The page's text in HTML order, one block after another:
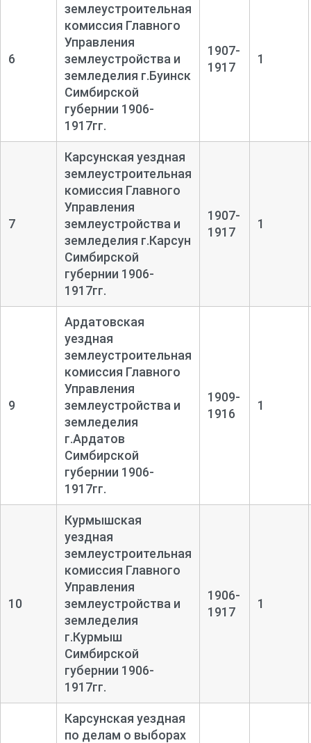
6
землеустроительная
комиссия Главного
Управления
землеустройства и
земледелия г.Буинск
Симбирской
губернии 1906-
1917гг.
1907-
1917
1
7
Карсунская уездная
землеустроительная
комиссия Главного
Управления
землеустройства и
земледелия г.Карсун
Симбирской
губернии 1906-
1917гг.
1907-
1917
1
9
Ардатовская
уездная
землеустроительная
комиссия Главного
Управления
землеустройства и
земледелия
г.Ардатов
Симбирской
губернии 1906-
1917гг.
1909-
1916
1
10
Курмышская
уездная
землеустроительная
комиссия Главного
Управления
землеустройства и
земледелия
г.Курмыш
Симбирской
губернии 1906-
1917гг.
1906-
1917
1
Карсунская уездная
по делам о выборах